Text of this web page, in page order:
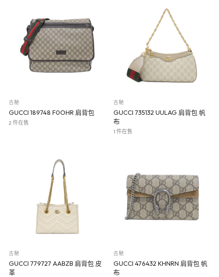
古馳
GUCCI 189748 F0OHR 肩背包
2 件在售
古馳
GUCCI 735132 UULAG 肩背包 帆
布
1 件在售
古馳
GUCCI 779727 AABZB 肩背包 皮
革
古馳
GUCCI 476432 KHNRN 肩背包 帆
布